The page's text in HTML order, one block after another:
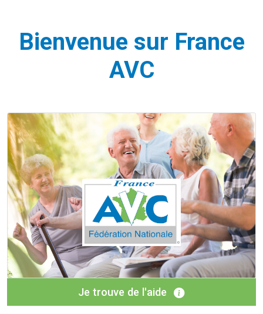
Bienvenue sur France
AVC
Je trouve de l'aide